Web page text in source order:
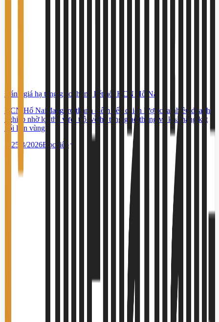
Đánh giá hạ tầng giao thông kết nối KCN Hố Nai
KCN Hố Nai đang trở thành điểm đến chiến lược của nhiều doanh
nghiệp nhờ lợi thế vượt trội về hạ tầng giao thông và khả năng kết
nối liên vùng.
25/3/2026Đọc tiếp